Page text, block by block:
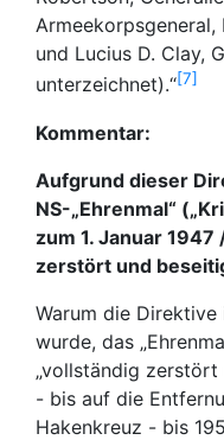
Armeekorpsgeneral,
und Lucius D. Clay,
unterzeichnet).“ 7
Kommentar:
Aufgrund dieser
NS-„Ehrenmal“
zum 1. Januar 1947
zerstört und
Warum die
wurde, das
„vollständig
- bis auf die
Hakenkreuz - bis